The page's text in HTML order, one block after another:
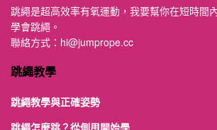
跳繩是超高效率有氧運動，我要幫你在短時間
學會跳繩。
聯絡方式： hi@jumprope.cc
跳繩教學
跳繩教學與正確姿勢